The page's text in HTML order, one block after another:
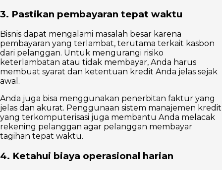
3. Pastikan pembayaran tepat waktu
Bisnis dapat mengalami masalah besar karena
pembayaran yang terlambat, terutama terkait kasbon
dari pelanggan. Untuk mengurangi risiko
keterlambatan atau tidak membayar, Anda harus
membuat syarat dan ketentuan kredit Anda jelas sejak
awal.
Anda juga bisa menggunakan penerbitan faktur yang
jelas dan akurat. Penggunaan sistem manajemen kredit
yang terkomputerisasi juga membantu Anda melacak
rekening pelanggan agar pelanggan membayar
tagihan tepat waktu.
4. Ketahui biaya operasional harian